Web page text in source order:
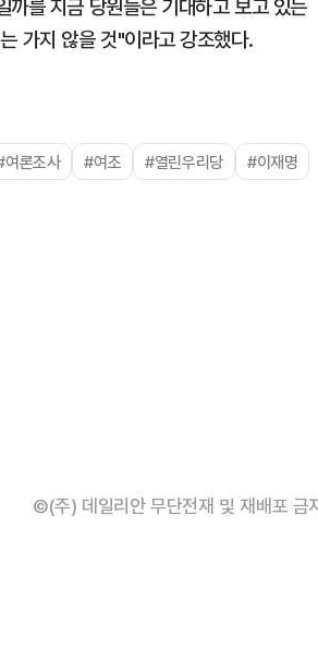
를 지금 당원들은 기대하고 보고 있는
가지 않을 것"이라고 강조했다.
여론조사 #여조 #열린우리당
#이재명
©(주) 데일리안 무단전재 및 재배포 금